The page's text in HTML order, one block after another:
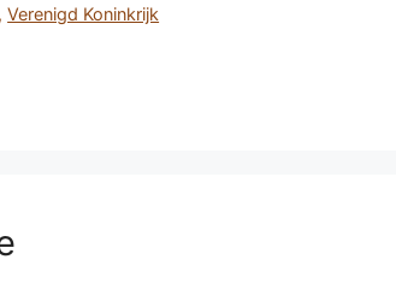
,Verenigd Koninkrijk